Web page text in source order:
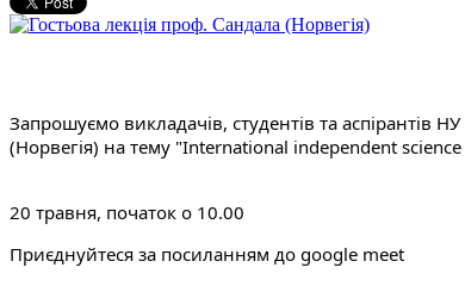
Запрошуємо викладачів, студентів та аспірантів
(Норвегiя) на тему "International independent
20 травня, початок о 10.00
Приєднуйтеся за посиланням до google meet